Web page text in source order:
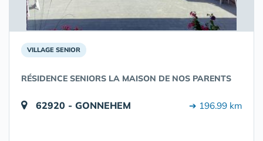
VILLAGE SENIOR
RÉSIDENCE SENIORS LA MAISON DE NOS PARENTS
62920 - GONNEHEM ➔ 196.99 km